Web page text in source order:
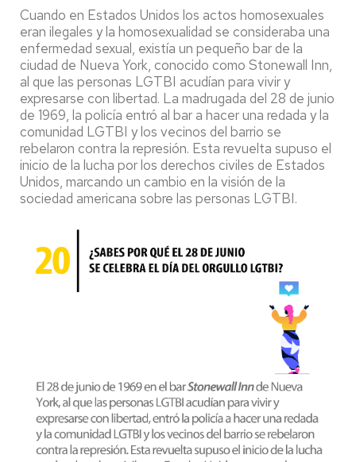
Cuando en Estados Unidos los actos homosexuales
eran ilegales y la homosexualidad se consideraba una
enfermedad sexual, existía un pequeño bar de la
ciudad de Nueva York, conocido como Stonewall Inn,
al que las personas LGTBI acudían para vivir y
expresarse con libertad. La madrugada del 28 de junio
de 1969, la policía entró al bar a hacer una redada y la
comunidad LGTBI y los vecinos del barrio se
rebelaron contra la represión. Esta revuelta supuso el
inicio de la lucha por los derechos civiles de Estados
Unidos, marcando un cambio en la visión de la
sociedad americana sobre las personas LGTBI.